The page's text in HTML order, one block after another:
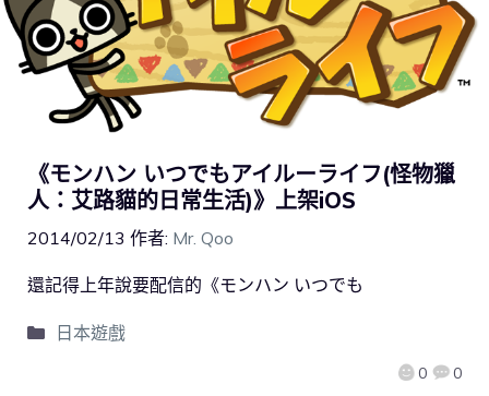
《モンハン いつでもアイルーライフ(怪物獵
人：艾路貓的日常生活)》上架iOS
2014/02/13 作者: Mr. Qoo
0 0
還記得上年說要配信的《モンハン いつでも
日本遊戲